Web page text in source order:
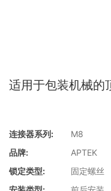
适用于包装机械的
连接器系列:
M8
品牌:
APTEK
锁定类型:
固定螺丝